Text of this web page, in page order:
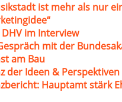
ist mehr als nur
im Interview
mit der
am Bau
der Ideen & Perspektiven
Hauptamt stärk